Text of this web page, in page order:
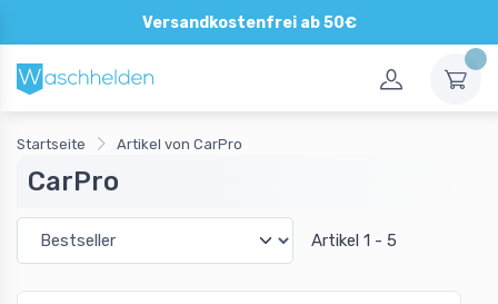
Versandkostenfrei ab 50€
Startseite Artikel von CarPro
CarPro
Artikel 1 - 5